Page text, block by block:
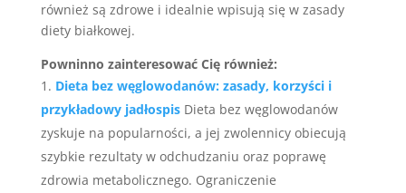
również są zdrowe i idealnie wpisują się w zasady
diety białkowej.
Powninno zainteresować Cię również:
Dieta bez węglowodanów: zasady, korzyści i
przykładowy jadłospis Dieta bez węglowodanów
zyskuje na popularności, a jej zwolennicy obiecują
szybkie rezultaty w odchudzaniu oraz poprawę
zdrowia metabolicznego. Ograniczenie